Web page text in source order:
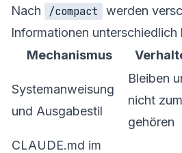
Nach
/compact
werden
Informationen unterschiedlich
Mechanismus
Systemanweisung
und Ausgabestil
Bleiben
nicht
gehören
CLAUDE.md im